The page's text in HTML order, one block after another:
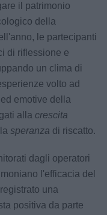
il patrimonio
della
le partecipanti
di riflessione e
un clima di
volto ad
emotive della
alla crescita
speranza di riscatto.
dagli operatori
l'efficacia del
una
positiva da parte